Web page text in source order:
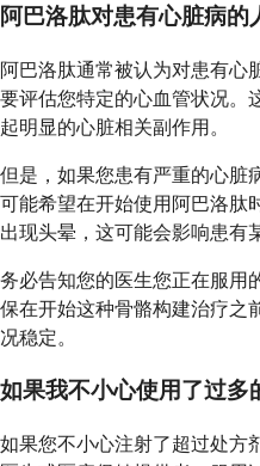
阿巴洛肽对患有心脏病的
阿巴洛肽通常被认为对患有心
要评估您特定的心血管状况。
起明显的心脏相关副作用。
但是，如果您患有严重的心脏
可能希望在开始使用阿巴洛肽
出现头晕，这可能会影响患有
务必告知您的医生您正在服用
保在开始这种骨骼构建治疗之
况稳定。
如果我不小心使用了过多
如果您不小心注射了超过处方